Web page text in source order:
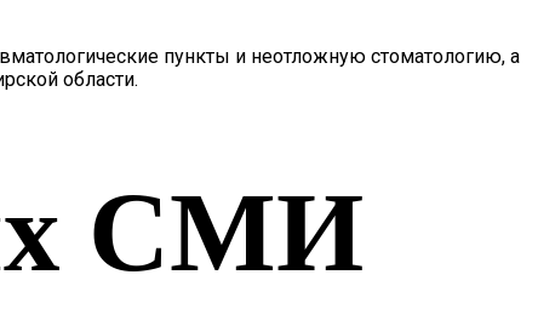
пункты и неотложную стоматологию, а
области.